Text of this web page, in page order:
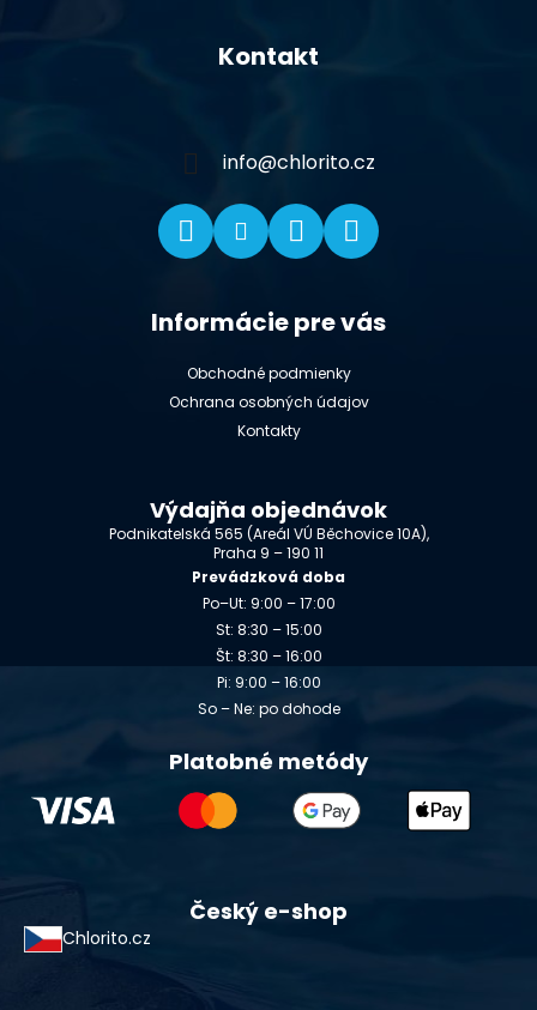
Kontakt
info@chlorito.cz
Informácie pre vás
Obchodné podmienky
Ochrana osobných údajov
Kontakty
Výdajňa objednávok
Podnikatelská 565 (Areál VÚ Běchovice 10A),
Praha 9 – 190 11
Prevádzková doba
Po–Ut: 9:00 – 17:00
St: 8:30 – 15:00
Št: 8:30 – 16:00
Pi: 9:00 – 16:00
So – Ne: po dohode
Platobné metódy
Český e-shop
Chlorito.cz